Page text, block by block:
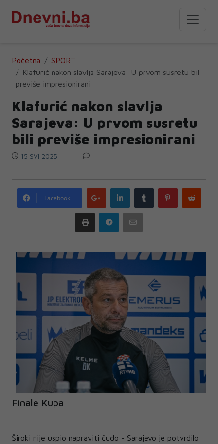
Početna
SPORT
Klafurić nakon slavlja Sarajeva: U prvom susretu bili
previše impresionirani
Klafurić nakon slavlja
Sarajeva: U prvom susretu
bili previše impresionirani
15 SVI 2025
Facebook
Google
plus
LinkedIn Tumblr Pinterest
Print Telegram
Finale Kupa
Široki nije uspio napraviti čudo - Sarajevo je potvrdilo